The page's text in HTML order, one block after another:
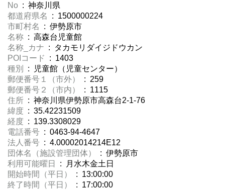
No : 神奈川県
都道府県名
: 1500000224
市町村名
: 伊勢原市
名称 : 高森台児童館
名称_カナ : タカモリダイジドウカン
POIコード
: 1403
種別
: 児童館（児童センター）
郵便番号１（市外）
: 259
郵便番号２（市内）
: 1115
住所 : 神奈川県伊勢原市高森台2-1-76
緯度 : 35.42231509
経度 : 139.3308029
電話番号 : 0463-94-4647
法人番号 : 4.00002014214E12
団体名（施設管理団体）
: 伊勢原市
利用可能曜日
: 月水木金土日
開始時間（平日）
: 13:00:00
終了時間（平日）
: 17:00:00